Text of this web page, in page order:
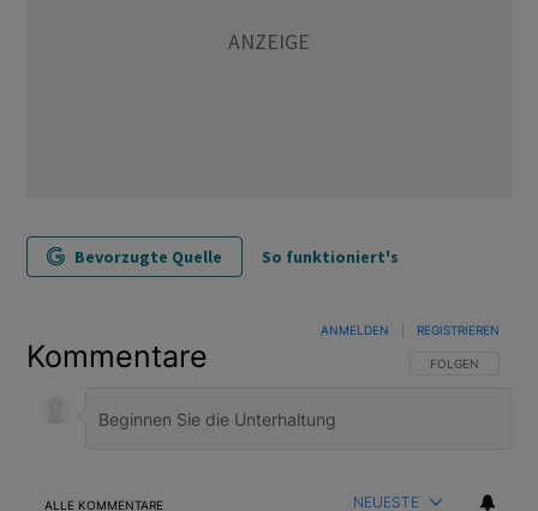
Bevorzugte Quelle So funktioniert's
Kommentare FOLGE DIESER
FOLGEN
ANMELDEN REGISTRIEREN
ALLE KOMMENTARE NEUESTE